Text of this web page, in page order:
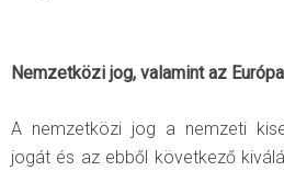
Nemzetközi jog, valamint az
A nemzetközi jog a nemzeti
jogát és az ebből következő